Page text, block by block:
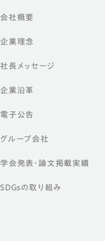
会社概要
企業理念
社長メッセージ
企業沿革
電子公告
グループ会社
学会発表・論文掲載実績
SDGsの取り組み